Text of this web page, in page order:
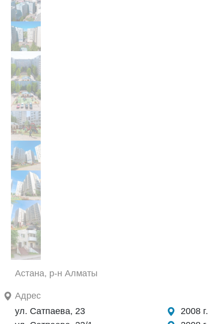
Астана, р-н Алматы
Адрес
ул. Сатпаева, 23
2008 г.